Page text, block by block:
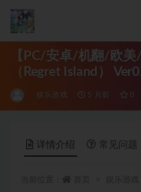
【PC/安卓/机翻/欧
（Regret Island）
RPG游戏+PC+安卓
娱乐游戏 5 月前 0
详情介绍 常见问题